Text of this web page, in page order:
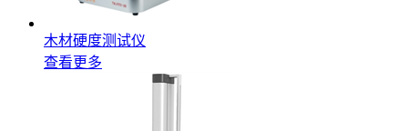
木材硬度测试仪
查看更多